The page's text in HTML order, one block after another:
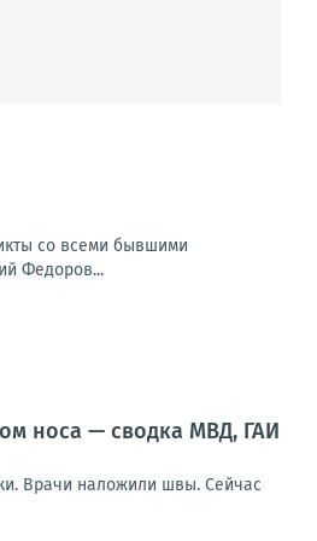
со всеми бывшими
Федоров...
носа — сводка МВД, ГАИ
Врачи наложили швы. Сейчас